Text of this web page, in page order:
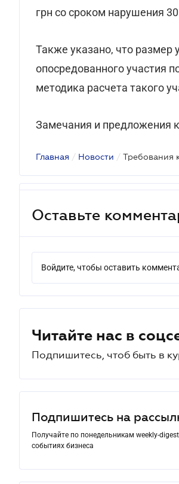
грн со сроком нарушения
Также указано, что размер
опосредованного участия
методика расчета такого
Замечания и предложения
Главная / Новости /
Оставьте
Войдите, чтобы оставить
Читайте нас в
Подпишитесь, чтоб быть в
Подпишитесь на
Получайте по понедельникам weekly-
событиях бизнеса